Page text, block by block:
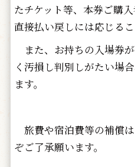
たチケット等、本券ご購
直接払い戻しには応じるこ
また、お持ちの入場券
く汚損し判別しがたい場
ます。
旅費や宿泊費等の補償
ぞご了承願います。